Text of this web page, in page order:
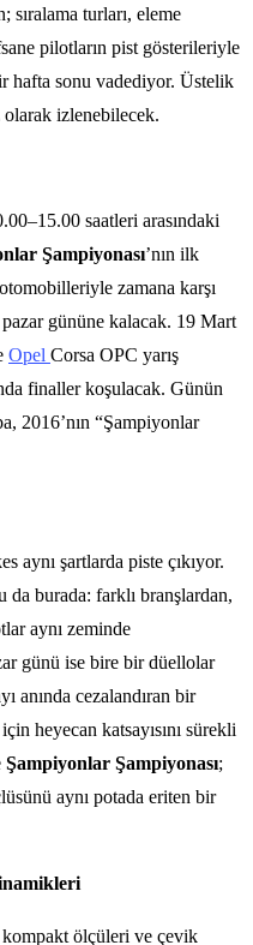
sıralama turları, eleme
pilotların pist gösterileriyle
hafta sonu vadediyor. Üstelik
olarak izlenebilecek.
saatleri arasındaki
Şampiyonası’nın ilk
zamana karşı
gününe kalacak. 19 Mart
Opel Corsa OPC yarış
finaller koşulacak. Günün
2016’nın “Şampiyonlar
aynı şartlarda piste çıkıyor.
da burada: farklı branşlardan,
aynı zeminde
günü ise bire bir düellolar
anında cezalandıran bir
heyecan katsayısını sürekli
Şampiyonlar Şampiyonası;
aynı potada eriten bir
kompakt ölçüleri ve çevik